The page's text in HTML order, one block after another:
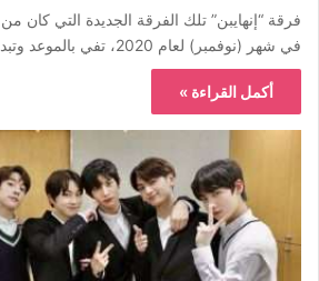
فرقة “إنهايبن” تلك الفرقة الجديدة التي كان
في شهر (نوفمبر) لعام 2020، تفي بالموعد وتبدأ انطلاقتها…
أكمل القراءة »